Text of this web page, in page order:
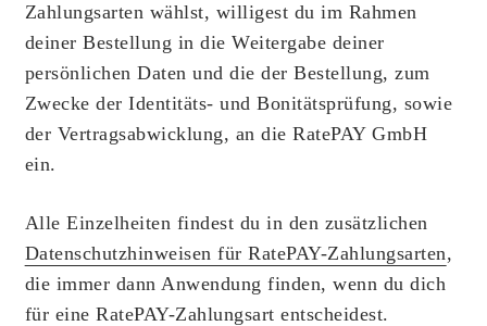
Zahlungsarten wählst, willigest du im Rahmen
deiner Bestellung in die Weitergabe deiner
persönlichen Daten und die der Bestellung, zum
Zwecke der Identitäts- und Bonitätsprüfung, sowie
der Vertragsabwicklung, an die RatePAY GmbH
ein.
Alle Einzelheiten findest du in den zusätzlichen
Datenschutzhinweisen für RatePAY-Zahlungsarten,
die immer dann Anwendung finden, wenn du dich
für eine RatePAY-Zahlungsart entscheidest.